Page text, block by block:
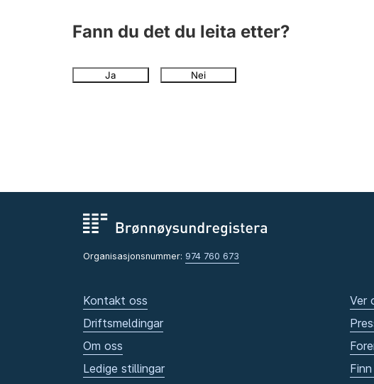
Fann du det du leita etter?
Ja Nei
Organisasjonsnummer: 974 760 673
Kontakt oss
Driftsmeldingar
Om oss
Ledige stillingar
Ver